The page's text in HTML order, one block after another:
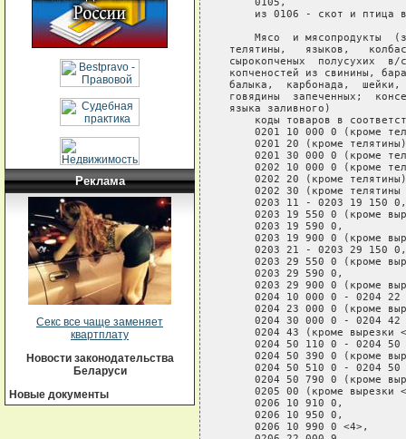
Реклама
Секс все чаще заменяет
квартплату
Новости законодательства
Беларуси
Новые документы